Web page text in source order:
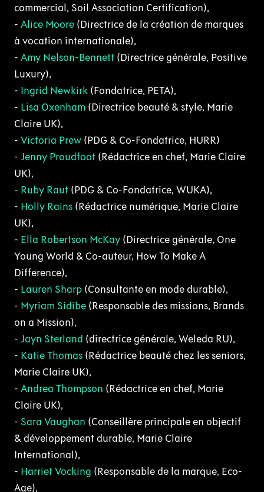
commercial, Soil Association Certification),
- Alice Moore (Directrice de la création de marques
à vocation internationale),
- Amy Nelson-Bennett (Directrice générale, Positive
Luxury),
- Ingrid Newkirk (Fondatrice, PETA),
- Lisa Oxenham (Directrice beauté & style, Marie
Claire UK),
- Victoria Prew (PDG & Co-Fondatrice, HURR)
- Jenny Proudfoot (Rédactrice en chef, Marie Claire
UK),
- Ruby Raut (PDG & Co-Fondatrice, WUKA),
- Holly Rains (Rédactrice numérique, Marie Claire
UK),
- Ella Robertson McKay (Directrice générale, One
Young World & Co-auteur, How To Make A
Difference),
- Lauren Sharp (Consultante en mode durable),
- Myriam Sidibe (Responsable des missions, Brands
on a Mission),
- Jayn Sterland (directrice générale, Weleda RU),
- Katie Thomas (Rédactrice beauté chez les seniors,
Marie Claire UK),
- Andrea Thompson (Rédactrice en chef, Marie
Claire UK),
- Sara Vaughan (Conseillère principale en objectif
& développement durable, Marie Claire
International),
- Harriet Vocking (Responsable de la marque, Eco-
Age),